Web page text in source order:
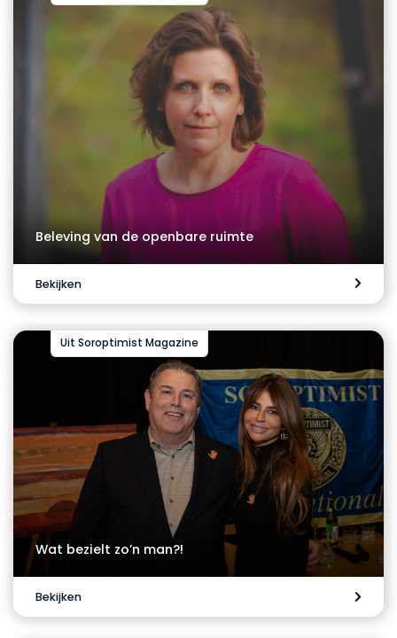
Beleving van de openbare ruimte
Bekijken
Uit Soroptimist Magazine
Wat bezielt zo’n man?!
Bekijken